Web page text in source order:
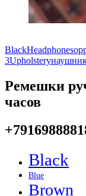
BlackHeadphones
3Upholstery
Ремешки
часов
Black
Blue
Brown